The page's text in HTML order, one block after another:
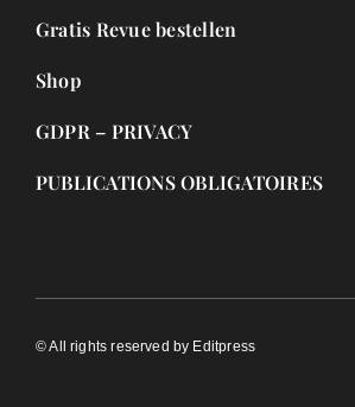
Gratis Revue bestellen
Shop
GDPR – PRIVACY
PUBLICATIONS OBLIGATOIRES
© All rights reserved by Editpress